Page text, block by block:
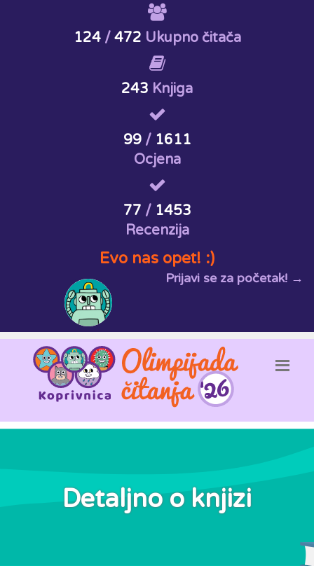
124/ 472 Ukupno čitača
243 Knjiga
99/ 1611
Ocjena
77 / 1453
Recenzija
Evo nas opet! :)
Prijavi se za početak! →
Detaljno o knjizi